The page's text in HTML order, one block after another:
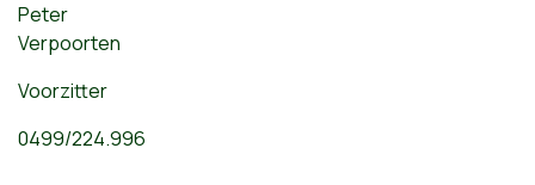
Peter
Verpoorten
Voorzitter
0499/224.996